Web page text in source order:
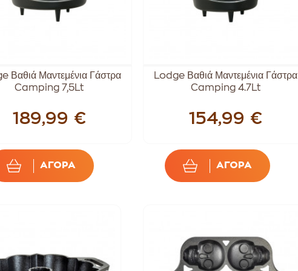
Βαθιά Μαντεμένια Γάστρα
Camping 7,5Lt
189,99 €
ΑΓΟΡΑ
Lodge Βαθιά Μαντεμένια Γάστρα
Camping 4.7Lt
154,99 €
ΑΓΟΡΑ